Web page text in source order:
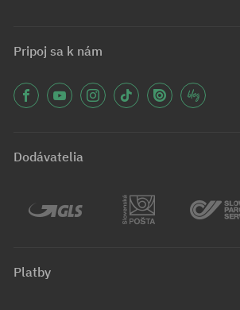
Pripoj sa k nám
Dodávatelia
Platby